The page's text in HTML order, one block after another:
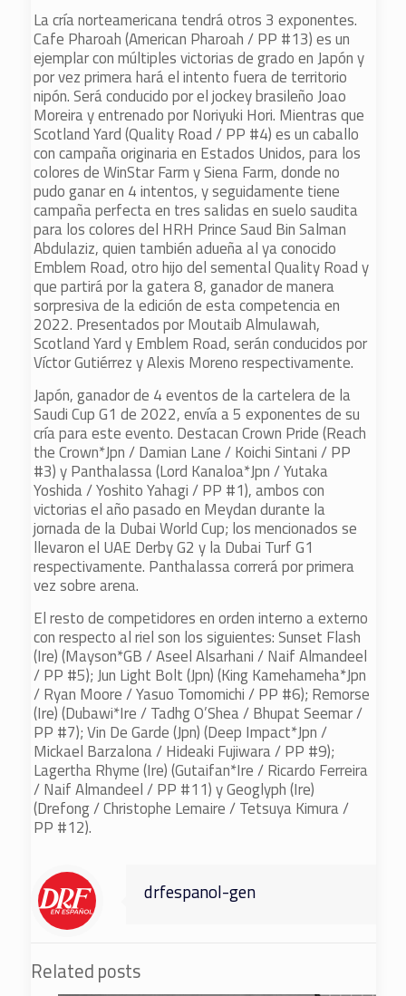
La cría norteamericana tendrá otros 3 exponentes.
Cafe Pharoah (American Pharoah / PP #13) es un
ejemplar con múltiples victorias de grado en Japón y
por vez primera hará el intento fuera de territorio
nipón. Será conducido por el jockey brasileño Joao
Moreira y entrenado por Noriyuki Hori. Mientras que
Scotland Yard (Quality Road / PP #4) es un caballo
con campaña originaria en Estados Unidos, para los
colores de WinStar Farm y Siena Farm, donde no
pudo ganar en 4 intentos, y seguidamente tiene
campaña perfecta en tres salidas en suelo saudita
para los colores del HRH Prince Saud Bin Salman
Abdulaziz, quien también adueña al ya conocido
Emblem Road, otro hijo del semental Quality Road y
que partirá por la gatera 8, ganador de manera
sorpresiva de la edición de esta competencia en
2022. Presentados por Moutaib Almulawah,
Scotland Yard y Emblem Road, serán conducidos por
Víctor Gutiérrez y Alexis Moreno respectivamente.
Japón, ganador de 4 eventos de la cartelera de la
Saudi Cup G1 de 2022, envía a 5 exponentes de su
cría para este evento. Destacan Crown Pride (Reach
the Crown*Jpn / Damian Lane / Koichi Sintani / PP
#3) y Panthalassa (Lord Kanaloa*Jpn / Yutaka
Yoshida / Yoshito Yahagi / PP #1), ambos con
victorias el año pasado en Meydan durante la
jornada de la Dubai World Cup; los mencionados se
llevaron el UAE Derby G2 y la Dubai Turf G1
respectivamente. Panthalassa correrá por primera
vez sobre arena.
El resto de competidores en orden interno a externo
con respecto al riel son los siguientes: Sunset Flash
(Ire) (Mayson*GB / Aseel Alsarhani / Naif Almandeel
/ PP #5); Jun Light Bolt (Jpn) (King Kamehameha*Jpn
/ Ryan Moore / Yasuo Tomomichi / PP #6); Remorse
(Ire) (Dubawi*Ire / Tadhg O’Shea / Bhupat Seemar /
PP #7); Vin De Garde (Jpn) (Deep Impact*Jpn /
Mickael Barzalona / Hideaki Fujiwara / PP #9);
Lagertha Rhyme (Ire) (Gutaifan*Ire / Ricardo Ferreira
/ Naif Almandeel / PP #11) y Geoglyph (Ire)
(Drefong / Christophe Lemaire / Tetsuya Kimura /
PP #12).
drfespanol-gen
Related posts